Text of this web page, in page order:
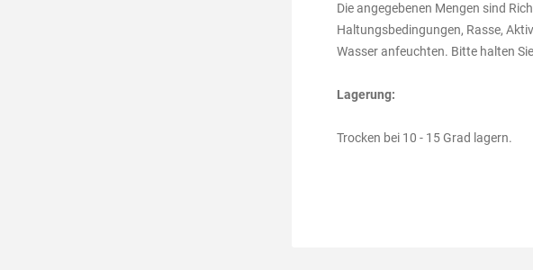
Die angegebenen Mengen sind
Haltungsbedingungen, Rasse,
Wasser anfeuchten. Bitte halten
Lagerung:
Trocken bei 10 - 15 Grad lagern.